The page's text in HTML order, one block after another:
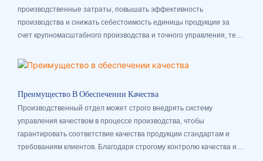
производственные затраты, повышать эффективность
производства и снижать себестоимость единицы продукции за
счет крупномасштабного производства и точного управления, тем
Преимущество В Обеспечении Качества
Производственный отдел может строго внедрять систему
управления качеством в процессе производства, чтобы
гарантировать соответствие качества продукции стандартам и
требованиям клиентов. Благодаря строгому контролю качества и